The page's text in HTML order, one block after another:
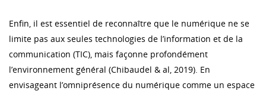
Enfin, il est essentiel de reconnaître que le numérique ne se
limite pas aux seules technologies de l’information et de la
communication (TIC), mais façonne profondément
l’environnement général (Chibaudel & al, 2019). En
envisageant l’omniprésence du numérique comme un espace